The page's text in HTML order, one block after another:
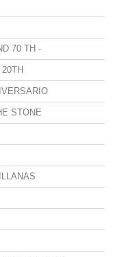
70 TH -
STONE